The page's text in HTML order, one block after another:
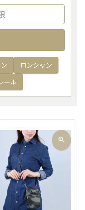
ロンシャン
ール